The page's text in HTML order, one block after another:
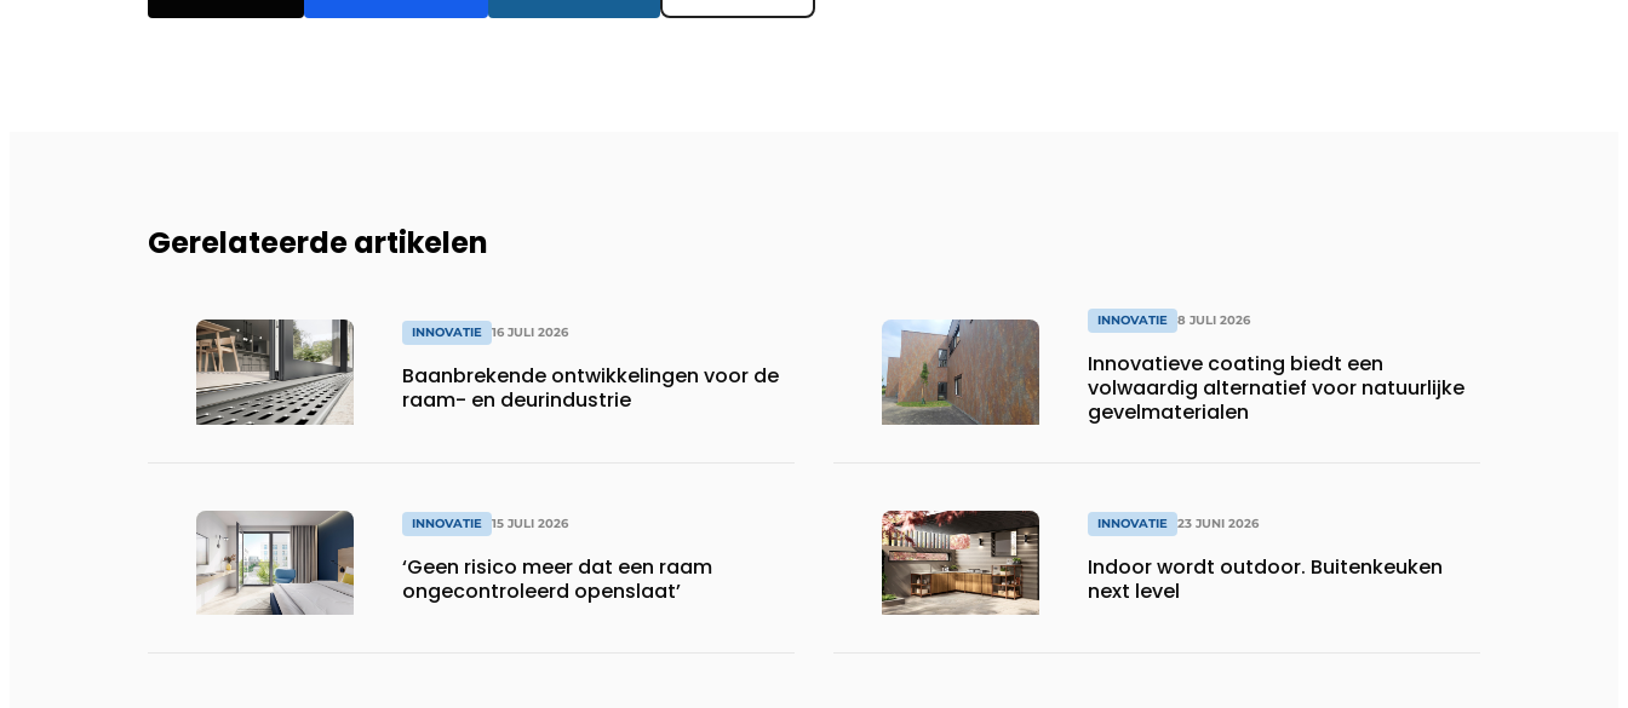
Gerelateerde artikelen
INNOVATIE 16 JULI 2026
Baanbrekende ontwikkelingen voor de
raam- en deurindustrie
INNOVATIE 15 JULI 2026
‘Geen risico meer dat een raam
ongecontroleerd openslaat’
INNOVATIE 8 JULI 2026
Innovatieve coating biedt een
volwaardig alternatief voor natuurlijke
gevelmaterialen
INNOVATIE 23 JUNI 2026
Indoor wordt outdoor. Buitenkeuken
next level